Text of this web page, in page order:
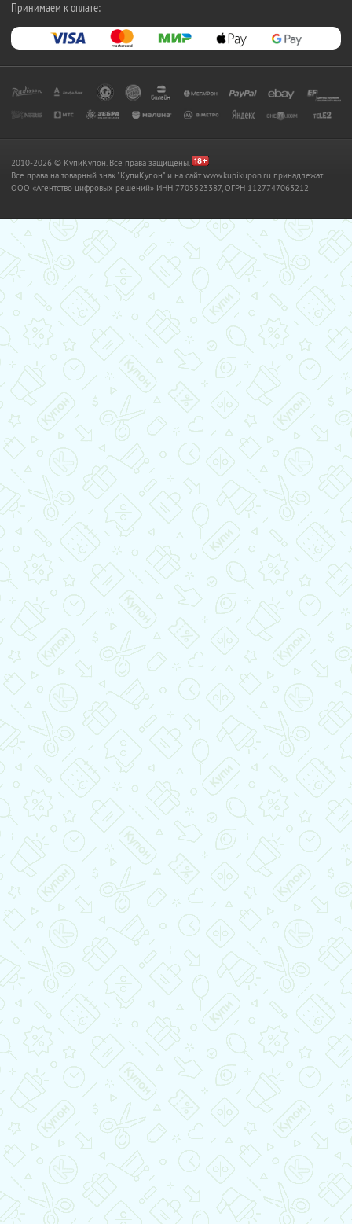
Принимаем к оплате:
2010-2026 © КупиКупон. Все права защищены.
Все права на товарный знак "КупиКупон" и на сайт www.kupikupon.ru принадлежат
OOO «Агентство цифровых решений» ИНН 7705523387, ОГРН 1127747063212